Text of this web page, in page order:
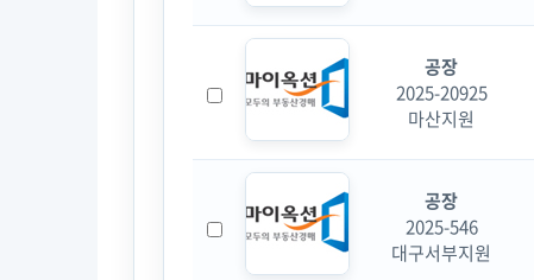
공장
2025-20925
마산지원
공장
2025-546
대구서부지원